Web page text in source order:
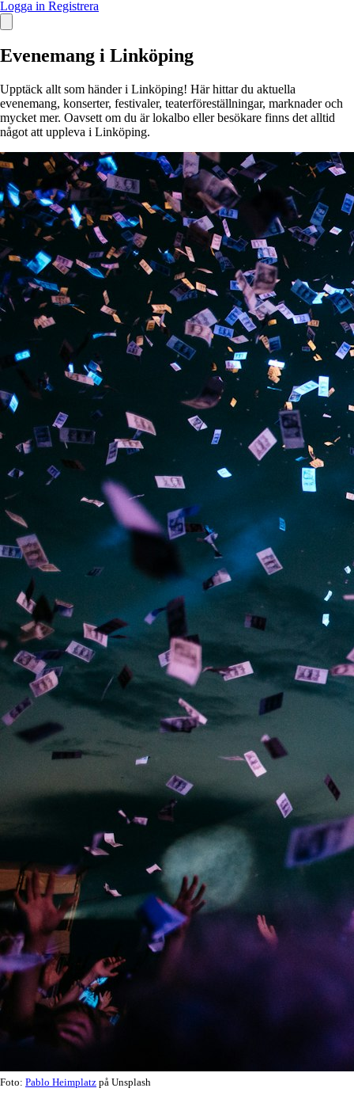
Logga in Registrera
Evenemang i Linköping
Upptäck allt som händer i Linköping! Här hittar du aktuella
evenemang, konserter, festivaler, teaterföreställningar, marknader och
mycket mer. Oavsett om du är lokalbo eller besökare finns det alltid
något att uppleva i Linköping.
Foto: Pablo Heimplatz på Unsplash